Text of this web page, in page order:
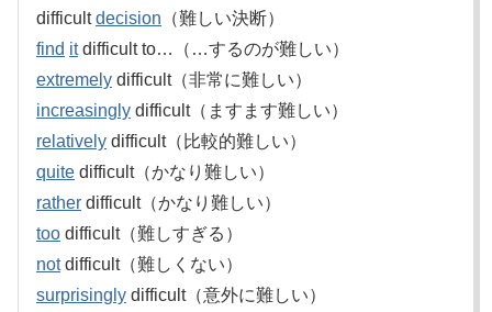
difficultdecision （難しい決断）
find itdifficult to…（…するのが難しい）
extremely difficult（非常に難しい）
increasingly difficult（ますます難しい）
relatively difficult（比較的難しい）
quite difficult（かなり難しい）
rather difficult（かなり難しい）
too difficult（難しすぎる）
notdifficult（難しくない）
surprisingly difficult（意外に難しい）